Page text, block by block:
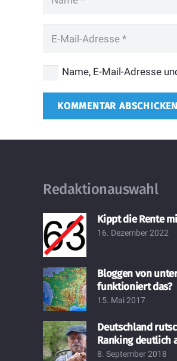
Name, E-Mail-Adresse
KOMMENTAR ABSCHICKEN
Redaktionauswahl
Kippt die Rente
16. Dezember 2022
Bloggen von
funktioniert das?
15. Mai 2017
Deutschland
Ranking deutlich
8. September 2018